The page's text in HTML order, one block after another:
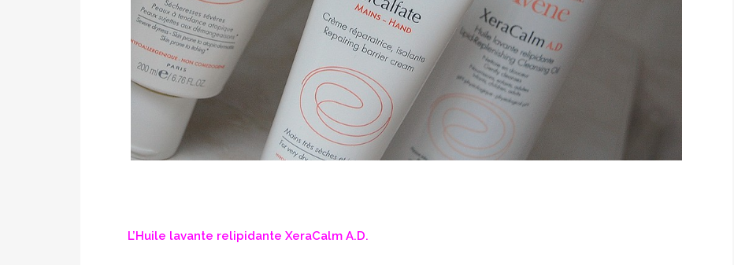
L’Huile lavante relipidante XeraCalm A.D.